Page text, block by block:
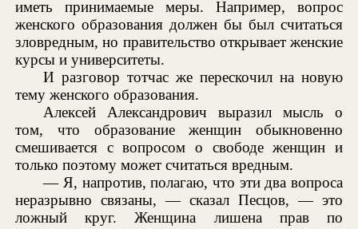
иметь принимаемые меры. Например, вопрос
женского образования должен бы был считаться
зловредным, но правительство открывает женские
курсы и университеты.
И разговор тотчас же перескочил на новую
тему женского образования.
Алексей Александрович выразил мысль о
том, что образование женщин обыкновенно
смешивается с вопросом о свободе женщин и
только поэтому может считаться вредным.
— Я, напротив, полагаю, что эти два вопроса
неразрывно связаны, — сказал Песцов, — это
ложный круг. Женщина лишена прав по